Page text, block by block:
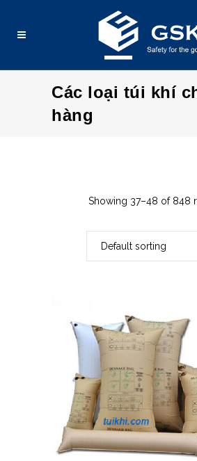
Các loại túi khí
hàng
Showing 37–48 of 848
Default sorting